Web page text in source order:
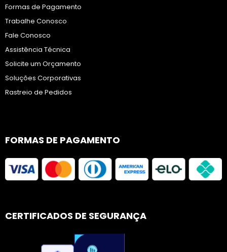
Formas de Pagamento
Trabalhe Conosco
Fale Conosco
Assistência Técnica
Solicite um Orçamento
Soluções Corporativas
Rastreio de Pedidos
FORMAS DE PAGAMENTO
CERTIFICADOS DE SEGURANÇA